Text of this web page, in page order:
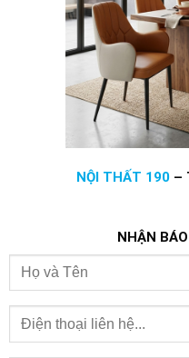
NỘI THẤT 190 –
NHẬN